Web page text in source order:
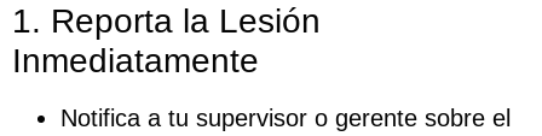
1. Reporta la Lesión
Inmediatamente
Notifica a tu supervisor o gerente sobre el